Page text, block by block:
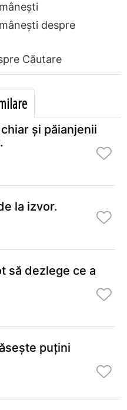
despre
Căutare
şi păianjenii
la izvor.
să dezlege ce a
puţini